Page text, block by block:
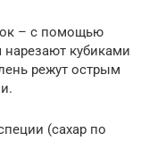
– с помощью
кубиками
режут острым
(сахар по